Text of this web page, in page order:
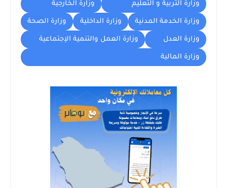
وزارة التربية و التعليم وزارة الخارجية
وزارة الخدمة المدنية وزارة الداخلية وزارة الصحة
وزارة العدل وزارة العمل والتنمية الإجتماعية
وزارة المالية